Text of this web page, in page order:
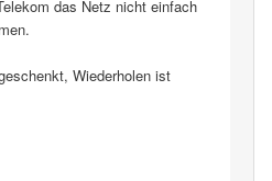
das Netz nicht einfach
Wiederholen ist